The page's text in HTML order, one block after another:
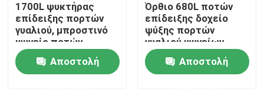
Σπίτι
Προϊόντα
1700L ψυκτήρας
επίδειξης πορτών
γυαλιού, μπροστινό
ψυγείο ποτών
γυαλιού των
οδηγήσεων 2m ύψος
Αποστολή
Όρθιο 680L ποτών
επίδειξης δοχείο
ψύξης πορτών
γυαλιού ψυγείων
220V 50HZ μόνο
κλείνονταςΑποστολή